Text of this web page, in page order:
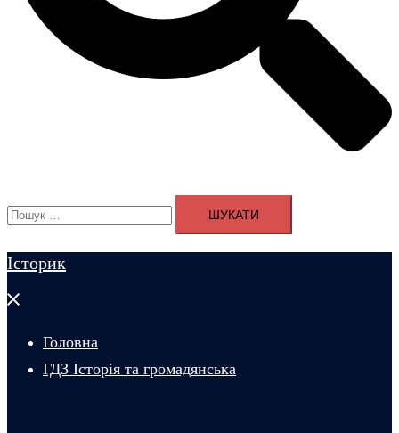
Пошук:
Історик
Закрити
Головна
ГДЗ Історія та громадянська